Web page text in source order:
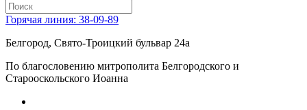
Горячая линия: 38-09-89
Белгород, Свято-Троицкий бульвар 24а
По благословению митрополита Белгородского и
Старооскольского Иоанна